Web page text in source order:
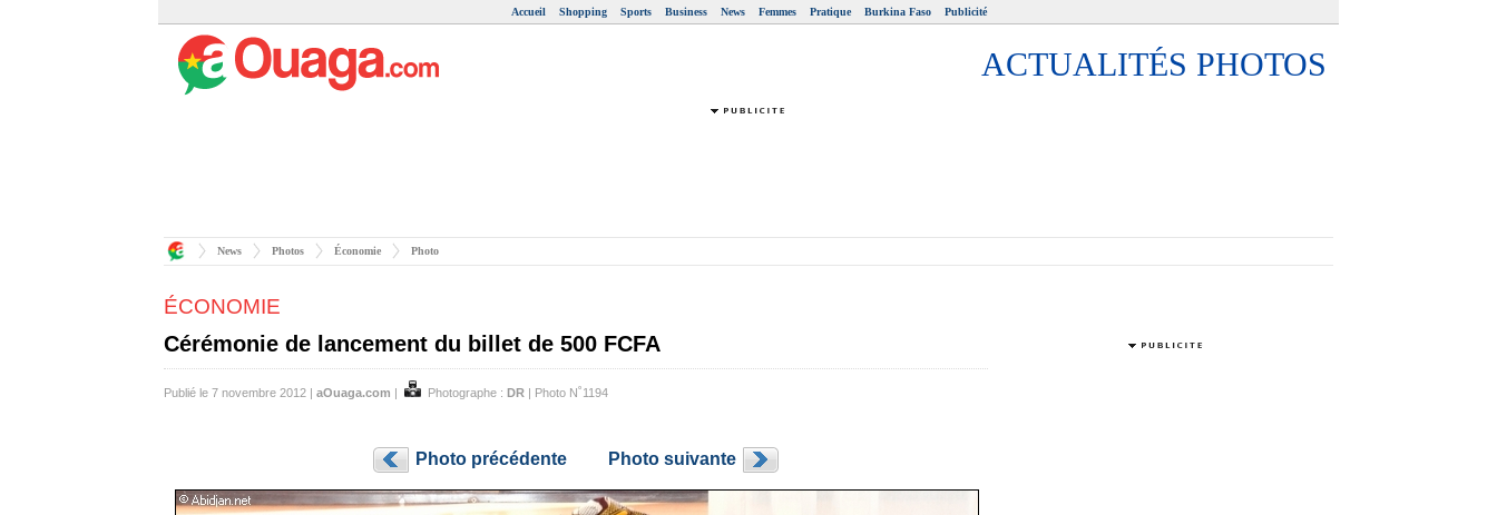
Accueil Shopping Sports Business News Femmes Pratique Burkina Faso Publicité
ACTUALITÉS PHOTOS
News Photos Économie Photo
ÉCONOMIE
Cérémonie de lancement du billet de 500 FCFA
Publié le 7 novembre 2012 | aOuaga.com | Photographe : DR | Photo N˚1194
Photo précédente Photo suivante